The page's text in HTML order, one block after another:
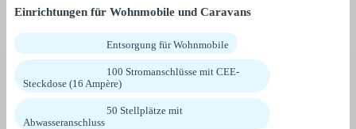
Einrichtungen für Wohnmobile und Caravans
Entsorgung für Wohnmobile
100 Stromanschlüsse mit CEE-
Steckdose (16 Ampère)
50 Stellplätze mit
Abwasseranschluss